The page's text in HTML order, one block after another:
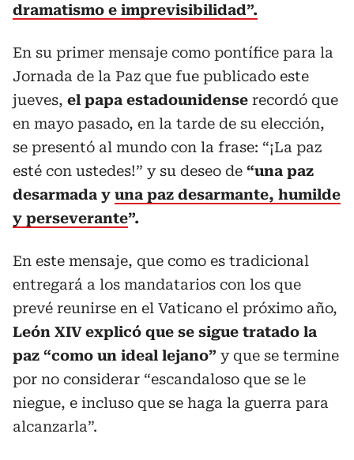
dramatismo e imprevisibilidad”.
En su primer mensaje como pontífice para la
Jornada de la Paz que fue publicado este
jueves, el papa estadounidense recordó que
en mayo pasado, en la tarde de su elección,
se presentó al mundo con la frase: “¡La paz
esté con ustedes!” y su deseo de “una paz
desarmada y una paz desarmante, humilde
y perseverante”.
En este mensaje, que como es tradicional
entregará a los mandatarios con los que
prevé reunirse en el Vaticano el próximo año,
León XIV explicó que se sigue tratado la
paz “como un ideal lejano” y que se termine
por no considerar “escandaloso que se le
niegue, e incluso que se haga la guerra para
alcanzarla”.